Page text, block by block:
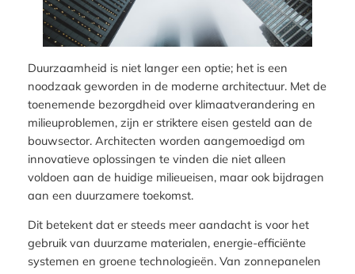
Duurzaamheid is niet langer een optie; het is een
noodzaak geworden in de moderne architectuur. Met de
toenemende bezorgdheid over klimaatverandering en
milieuproblemen, zijn er striktere eisen gesteld aan de
bouwsector. Architecten worden aangemoedigd om
innovatieve oplossingen te vinden die niet alleen
voldoen aan de huidige milieueisen, maar ook bijdragen
aan een duurzamere toekomst.
Dit betekent dat er steeds meer aandacht is voor het
gebruik van duurzame materialen, energie-efficiënte
systemen en groene technologieën. Van zonnepanelen